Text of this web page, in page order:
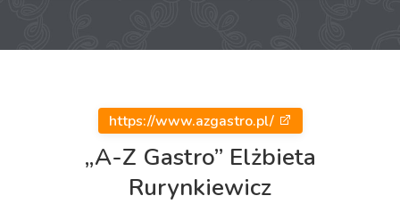
https://www.azgastro.pl/
„A-Z Gastro” Elżbieta
Rurynkiewicz